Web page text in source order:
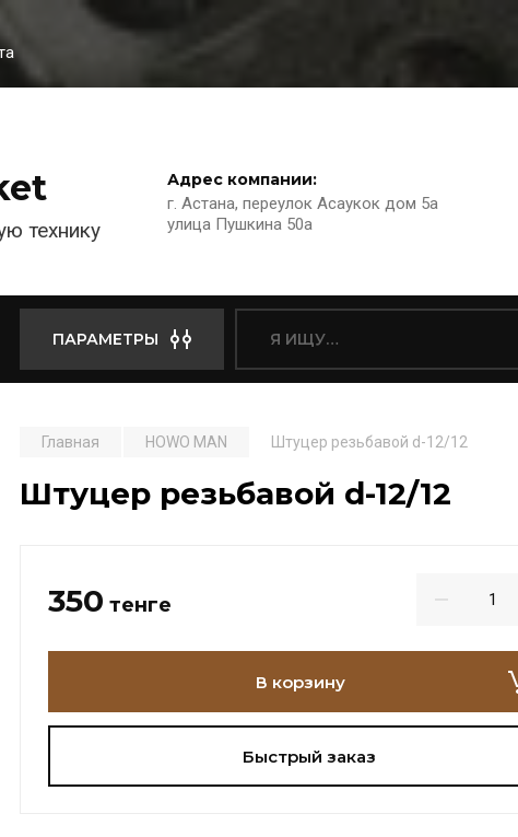
технику
Адрес компании:
г. Астана, переулок Асаукок дом 5а
улица Пушкина 50а
ПАРАМЕТРЫ
Главная HOWO MAN Штуцер резьбавой d-12/12
Штуцер резьбавой d-12/12
350 тенге
В корзину
Быстрый заказ